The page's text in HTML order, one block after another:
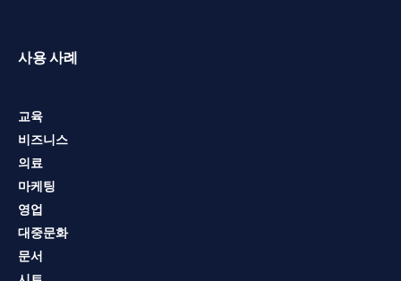
사용 사례
교육
비즈니스
의료
마케팅
영업
대중문화
문서